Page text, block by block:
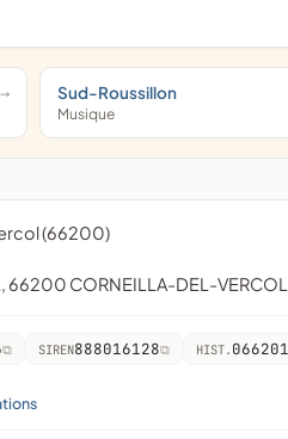
Sud-Roussillon
Musique
(66200)
66200 CORNEILLA-DEL-VERCOL
SIREN888016128 HIST.